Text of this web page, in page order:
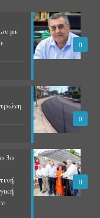
0
με
0
0
3ο